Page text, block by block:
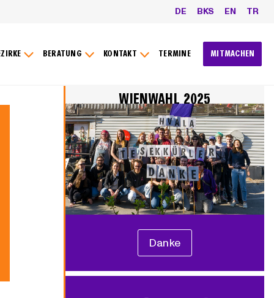
DE BKS EN TR
BERATUNG KONTAKT TERMINE MITMACHEN
WIENWAHL 2025
Danke